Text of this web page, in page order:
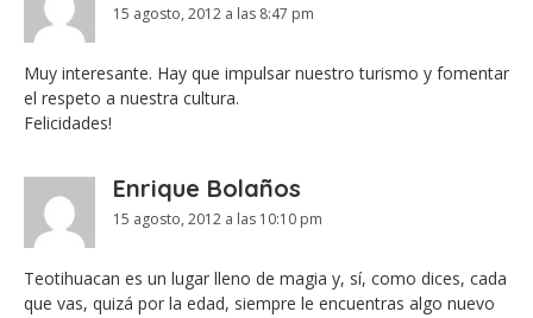
15 agosto, 2012 a las 8:47 pm
Muy interesante. Hay que impulsar nuestro turismo y fomentar
el respeto a nuestra cultura.
Felicidades!
Enrique Bolaños
15 agosto, 2012 a las 10:10 pm
Teotihuacan es un lugar lleno de magia y, sí, como dices, cada
que vas, quizá por la edad, siempre le encuentras algo nuevo